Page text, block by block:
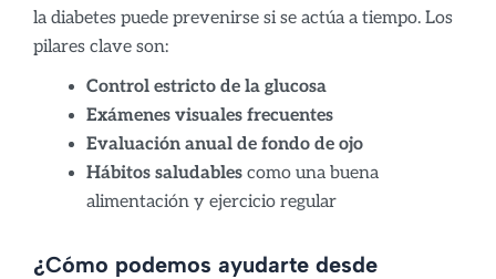
la diabetes puede prevenirse si se actúa a tiempo. Los
pilares clave son:
Control estricto de la glucosa
Exámenes visuales frecuentes
Evaluación anual de fondo de ojo
Hábitos saludables como una buena
alimentación y ejercicio regular
¿Cómo podemos ayudarte desde